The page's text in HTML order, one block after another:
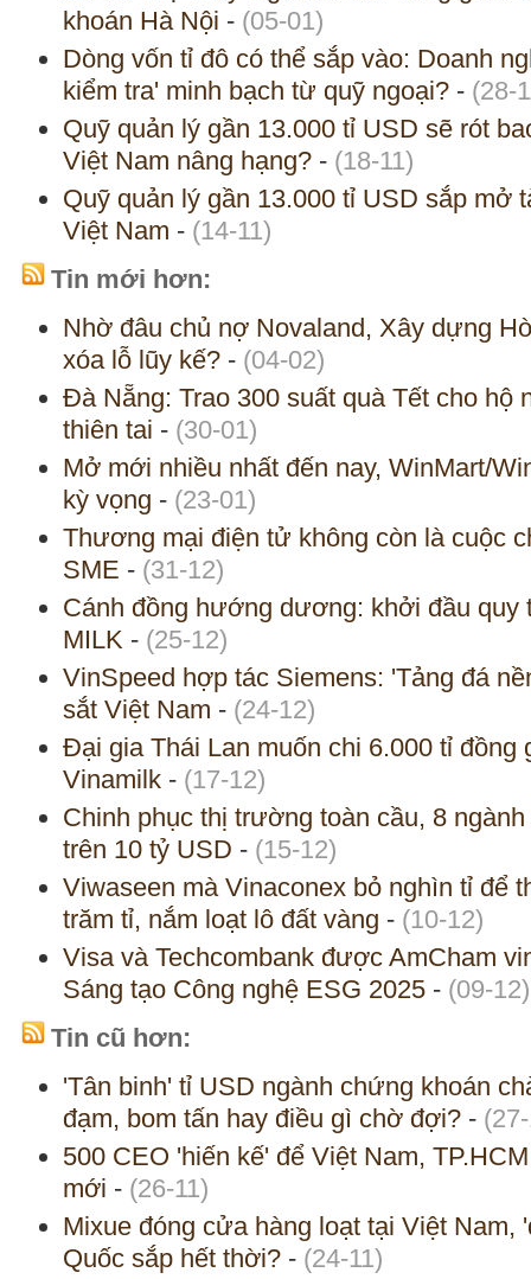
khoán Hà Nội - (05-01)
Dòng vốn tỉ đô có thể sắp vào: Doanh
kiểm tra' minh bạch từ quỹ ngoại? - (28-
Quỹ quản lý gần 13.000 tỉ USD sẽ rót
Việt Nam nâng hạng? - (18-11)
Quỹ quản lý gần 13.000 tỉ USD sắp mở
Việt Nam - (14-11)
Tin mới hơn:
Nhờ đâu chủ nợ Novaland, Xây dựng
xóa lỗ lũy kế? - (04-02)
Đà Nẵng: Trao 300 suất quà Tết cho hộ
thiên tai - (30-01)
Mở mới nhiều nhất đến nay, WinMart/
kỳ vọng - (23-01)
Thương mại điện tử không còn là cuộc
SME - (31-12)
Cánh đồng hướng dương: khởi đầu quy
MILK - (25-12)
VinSpeed hợp tác Siemens: 'Tảng đá
sắt Việt Nam - (24-12)
Đại gia Thái Lan muốn chi 6.000 tỉ đồng
Vinamilk - (17-12)
Chinh phục thị trường toàn cầu, 8
trên 10 tỷ USD - (15-12)
Viwaseen mà Vinaconex bỏ nghìn tỉ để
trăm tỉ, nắm loạt lô đất vàng - (10-12)
Visa và Techcombank được AmCham
Sáng tạo Công nghệ ESG 2025 - (09-12)
Tin cũ hơn:
'Tân binh' tỉ USD ngành chứng khoán
đạm, bom tấn hay điều gì chờ đợi? -
500 CEO 'hiến kế' để Việt Nam,
mới - (26-11)
Mixue đóng cửa hàng loạt tại Việt Nam,
Quốc sắp hết thời? - (24-11)